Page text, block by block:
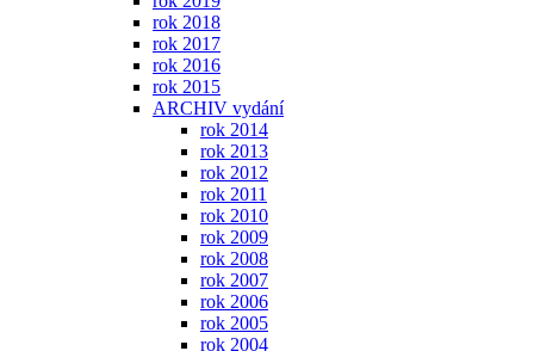
rok 2018
rok 2017
rok 2016
rok 2015
ARCHIV vydání
rok 2014
rok 2013
rok 2012
rok 2011
rok 2010
rok 2009
rok 2008
rok 2007
rok 2006
rok 2005
rok 2004